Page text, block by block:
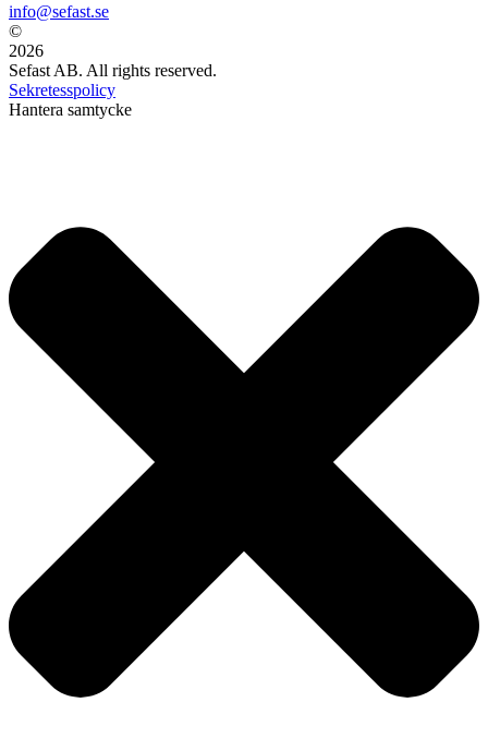
info@sefast.se
©
2026
Sefast AB. All rights reserved.
Sekretesspolicy
Hantera samtycke